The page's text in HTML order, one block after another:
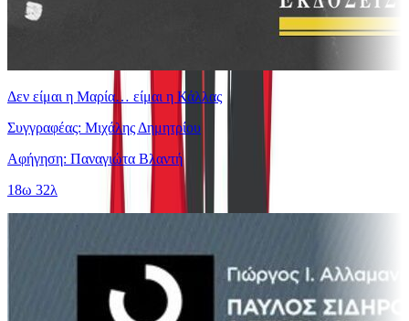
Δεν είμαι η Μαρία… είμαι η Κάλλας
Συγγραφέας: Μιχάλης Δημητρίου
Αφήγηση: Παναγιώτα Βλαντή
18ω 32λ